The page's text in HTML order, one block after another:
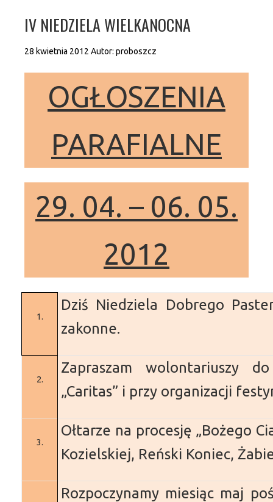
IV NIEDZIELA WIELKANOCNA
28 kwietnia 2012 Autor: proboszcz
OGŁOSZENIA
PARAFIALNE
29. 04. – 06. 05.
2012
1.
Dziś Niedziela Dobrego
zakonne.
2.
Zapraszam wolontariuszy
„Caritas” i przy organizacji
3.
Ołtarze na procesję „Bożego
Kozielskiej, Reński Koniec,
Rozpoczynamy miesiąc maj